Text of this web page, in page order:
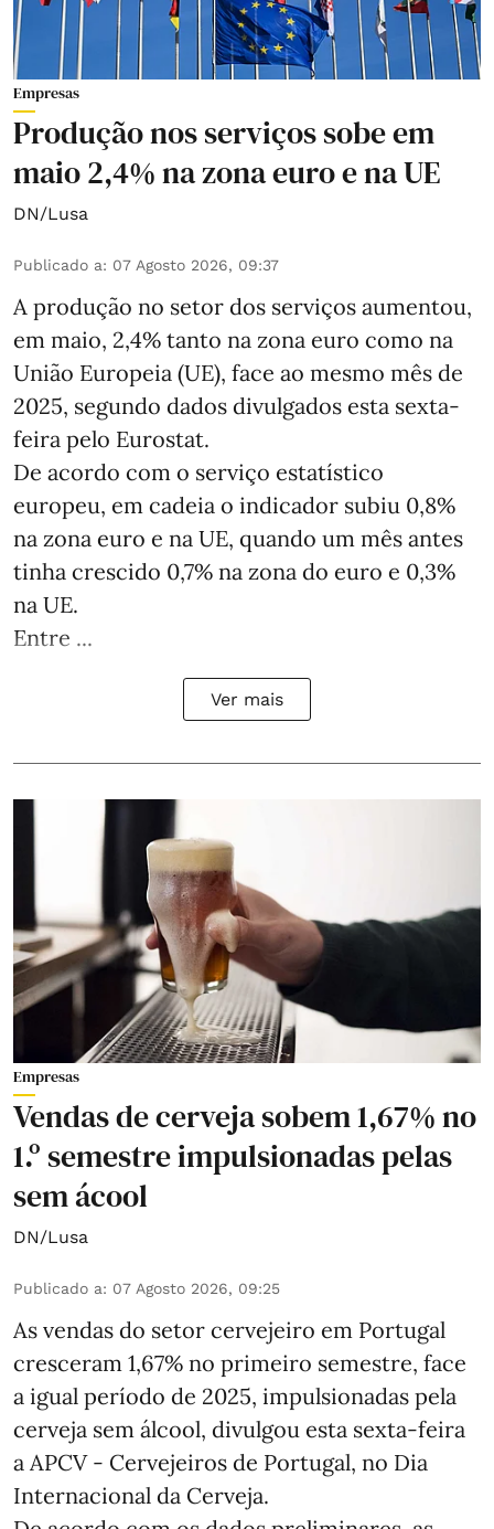
Empresas
Produção nos serviços sobe em
maio 2,4% na zona euro e na UE
DN/Lusa
Publicado a: 07 Agosto 2026, 09:37
A produção no setor dos serviços aumentou,
em maio, 2,4% tanto na zona euro como na
União Europeia (UE), face ao mesmo mês de
2025, segundo dados divulgados esta sexta-
feira pelo Eurostat.
De acordo com o serviço estatístico
europeu, em cadeia o indicador subiu 0,8%
na zona euro e na UE, quando um mês antes
tinha crescido 0,7% na zona do euro e 0,3%
na UE.
Entre ...
Ver mais
Empresas
Vendas de cerveja sobem 1,67% no
1.º semestre impulsionadas pelas
sem ácool
DN/Lusa
Publicado a: 07 Agosto 2026, 09:25
As vendas do setor cervejeiro em Portugal
cresceram 1,67% no primeiro semestre, face
a igual período de 2025, impulsionadas pela
cerveja sem álcool, divulgou esta sexta-feira
a APCV - Cervejeiros de Portugal, no Dia
Internacional da Cerveja.